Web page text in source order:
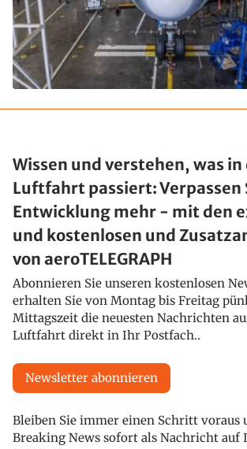
Wissen und verstehen, was in
Luftfahrt passiert: Verpassen
Entwicklung mehr - mit den
und kostenlosen und
von aeroTELEGRAPH
Abonnieren Sie unseren kostenlosen
erhalten Sie von Montag bis Freitag
Mittagszeit die neuesten Nachrichten
Luftfahrt direkt in Ihr Postfach..
Newsletter abonnieren
Bleiben Sie immer einen Schritt voraus
Breaking News sofort als Nachricht auf